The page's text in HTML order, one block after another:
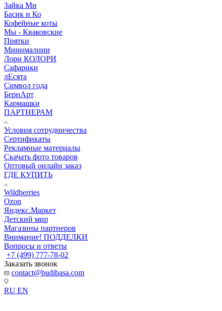
Зайка Ми
Басик и Ко
Кофейные коты
Мы - Кваковские
Прятки
Минималини
Лори КОЛОРИ
Сафарики
лЕсята
Символ года
БернАрт
Кармашки
ПАРТНЕРАМ
Условия сотрудничества
Сертификаты
Рекламные материалы
Скачать фото товаров
Оптовый онлайн заказ
ГДЕ КУПИТЬ
Wildberries
Ozon
Яндекс.Маркет
Детский мир
Магазины партнеров
Внимание! ПОДДЕЛКИ
Вопросы и ответы
+7 (499) 777-78-02
Заказать звонок
contact@budibasa.com
RU EN